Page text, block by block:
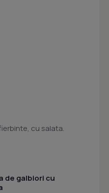
cu salata.
de galbiori cu